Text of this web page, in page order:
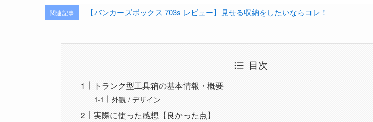
関連記事 【バンカーズボックス 703s レビュー】見せる収納をしたいならコレ！
目次
トランク型工具箱の基本情報・概要
外観 / デザイン
実際に使った感想【良かった点】